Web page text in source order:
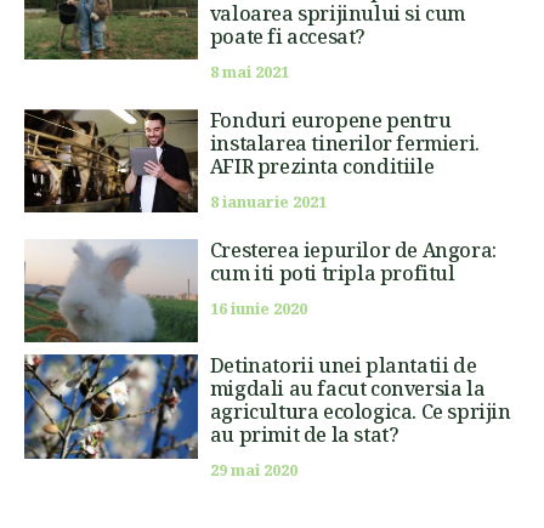
valoarea sprijinului si cum
poate fi accesat?
8 mai 2021
Fonduri europene pentru
instalarea tinerilor fermieri.
AFIR prezinta conditiile
8 ianuarie 2021
Cresterea iepurilor de Angora:
cum iti poti tripla profitul
16 iunie 2020
Detinatorii unei plantatii de
migdali au facut conversia la
agricultura ecologica. Ce sprijin
au primit de la stat?
29 mai 2020